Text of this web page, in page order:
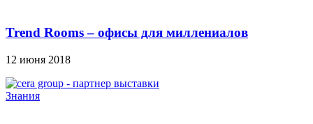
Trend Rooms – офисы для миллениалов
12 июня 2018
Знания